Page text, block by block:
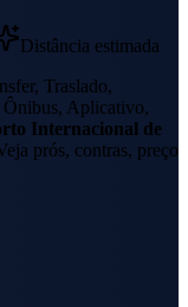
Distância estimada
Traslado,
Aplicativo,
Internacional de
prós, contras, preço